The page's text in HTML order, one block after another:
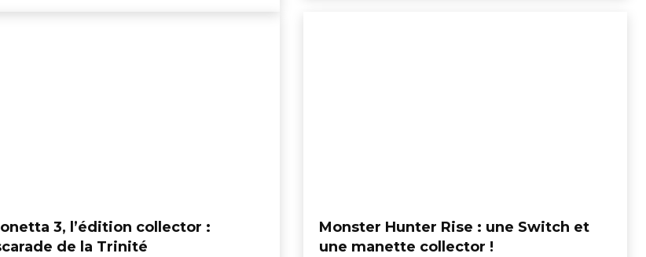
3, l’édition collector :
de la Trinité
Monster Hunter Rise : une Switch et
une manette collector !